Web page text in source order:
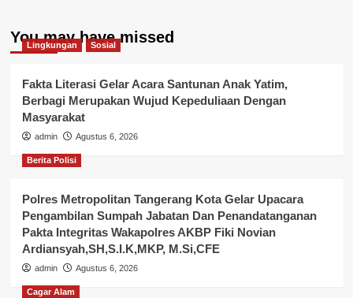
You may have missed
Lingkungan Sosial
Fakta Literasi Gelar Acara Santunan Anak Yatim,
Berbagi Merupakan Wujud Kepeduliaan Dengan
Masyarakat
admin Agustus 6, 2026
Berita Polisi
Polres Metropolitan Tangerang Kota Gelar Upacara
Pengambilan Sumpah Jabatan Dan Penandatanganan
Pakta Integritas Wakapolres AKBP Fiki Novian
Ardiansyah,SH,S.I.K,MKP, M.Si,CFE
admin Agustus 6, 2026
Cagar Alam